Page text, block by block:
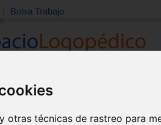
otras técnicas de rastreo para
Bolsa Trabajo
Material